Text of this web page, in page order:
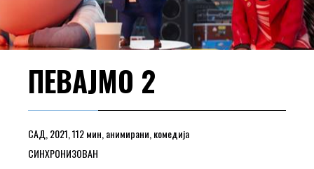
ПЕВАЈМО 2
САД, 2021, 112 мин, анимирани, комедија
СИНХРОНИЗОВАН